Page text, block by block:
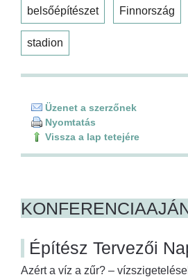
belsőépítészet Finnország
stadion
Üzenet a szerzőnek
Nyomtatás
Vissza a lap tetejére
Építész Tervezői
Azért a víz a zűr? –